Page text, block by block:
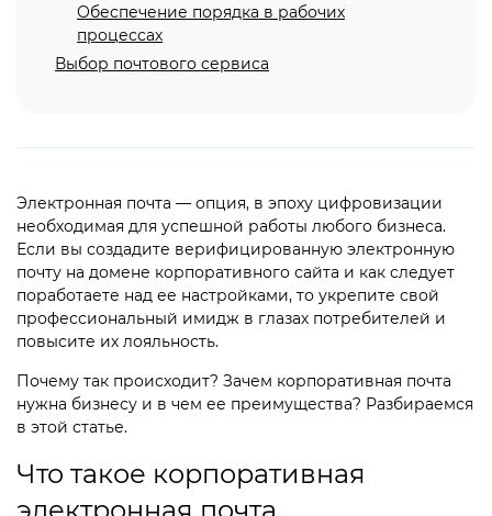
Обеспечение порядка в рабочих
процессах
Выбор почтового сервиса
Электронная почта — опция, в эпоху цифровизации
необходимая для успешной работы любого бизнеса.
Если вы создадите верифицированную электронную
почту на домене корпоративного сайта и как следует
поработаете над ее настройками, то укрепите свой
профессиональный имидж в глазах потребителей и
повысите их лояльность.
Почему так происходит? Зачем корпоративная почта
нужна бизнесу и в чем ее преимущества? Разбираемся
в этой статье.
Что такое корпоративная
стоматологий
Контекстная реклама
Айдентика
Веб-аналитика